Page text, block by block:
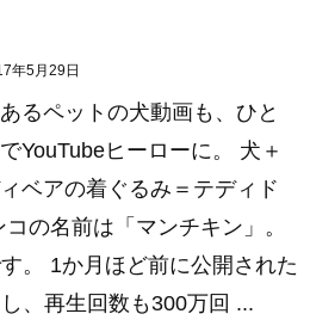
年5月29日
るペットの犬動画も、ひと
YouTubeヒーローに。 犬＋
ベアの着ぐるみ＝テディド
の名前は「マンチキン」。
。 1か月ほど前に公開された
、再生回数も300万回 ...